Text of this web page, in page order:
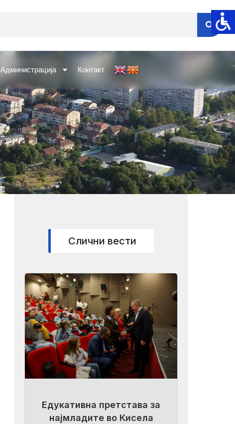
Администрација Контакт
Слични вести
Едукативна претстава за
најмладите во Кисела